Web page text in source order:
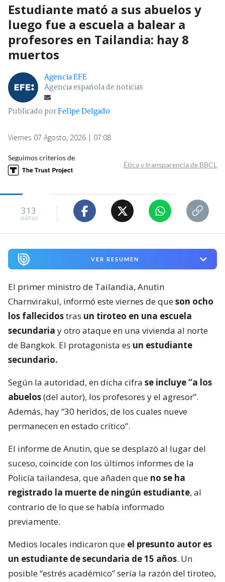
Estudiante mató a sus abuelos y
luego fue a escuela a balear a
profesores en Tailandia: hay 8
muertos
Agencia EFE
Agencia española de noticias
Publicado porFelipe Delgado
Viernes 07 Agosto, 2026 | 07:08
Seguimos criterios de
Ética y transparencia de BBCL
313
visitas
VER RESUMEN
El primer ministro de Tailandia, Anutin
Charnvirakul, informó este viernes de queson ocho
los fallecidostras un tiroteo en una escuela
secundaria y otro ataque en una vivienda al norte
de Bangkok. El protagonista es un estudiante
secundario.
Según la autoridad, en dicha cifra se incluye “a los
abuelos(del autor), los profesores y el agresor”.
Además, hay “30 heridos, de los cuales nueve
permanecen en estado crítico”.
El informe de Anutin, que se desplazó al lugar del
suceso, coincide con los últimos informes de la
Policía tailandesa, que añaden que no se ha
registrado la muerte de ningún estudiante, al
contrario de lo que se había informado
previamente.
Medios locales indicaron que el presunto autor es
un estudiante de secundaria de 15 años. Un
posible “estrés académico” sería la razón del tiroteo,